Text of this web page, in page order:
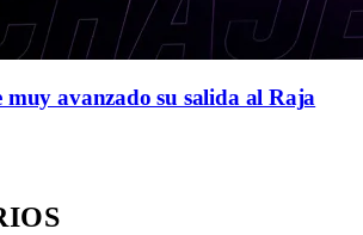
muy avanzado su salida al Raja